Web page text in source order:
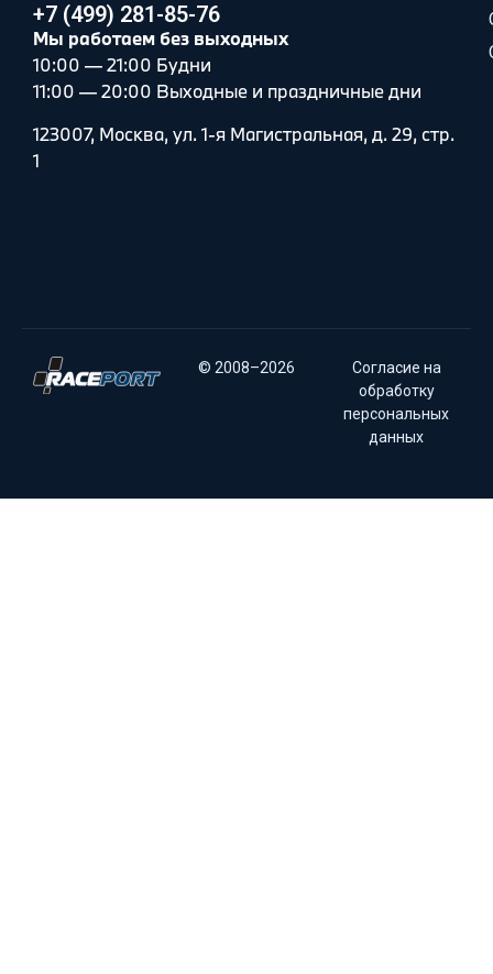
+7 (499) 281-85-76
Мы работаем без выходных
10:00 — 21:00 Будни
11:00 — 20:00 Выходные и праздничные дни
123007, Москва, ул. 1-я Магистральная, д. 29, стр.
1
© 2008–2026
Согласие на
обработку
персональных
данных